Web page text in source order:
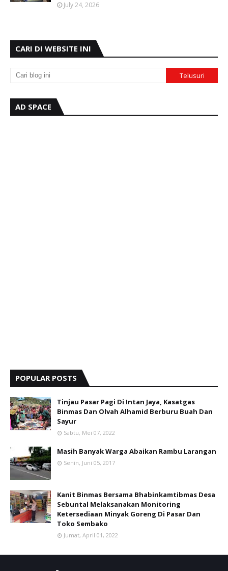
July 24, 2026
CARI DI WEBSITE INI
AD SPACE
POPULAR POSTS
Tinjau Pasar Pagi Di Intan Jaya, Kasatgas
Binmas Dan Olvah Alhamid Berburu Buah Dan
Sayur
Sabtu, Mei 07, 2022
Masih Banyak Warga Abaikan Rambu Larangan
Senin, Juni 05, 2017
Kanit Binmas Bersama Bhabinkamtibmas Desa
Sebuntal Melaksanakan Monitoring
Ketersediaan Minyak Goreng Di Pasar Dan
Toko Sembako
Jumat, April 01, 2022